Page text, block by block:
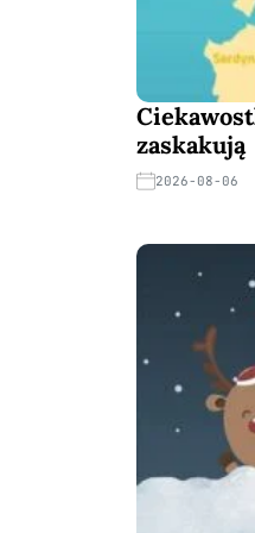
zaskakują
2026-08-06